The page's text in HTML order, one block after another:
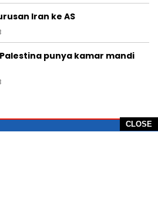
CLOSE
Iran ke AS
punya kamar mandi